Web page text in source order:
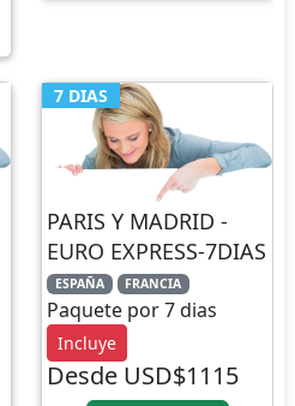
7 DIAS
PARIS Y MADRID -
EURO EXPRESS-7DIAS
ESPAÑA FRANCIA
Paquete por 7 dias
Incluye
Desde USD$1115